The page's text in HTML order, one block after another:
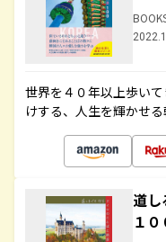
世界を４０年以上歩い
けする、人生を輝かせ
道
１０